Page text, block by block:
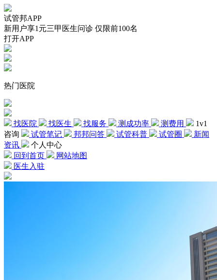
试管邦APP
新用户享1元三甲医生问诊 仅限前100名
打开APP
热门医院
找医院 找医生 找服务 测成功率 测费用
1v1
咨询
试管笔记 邦邦问答 试管科普 试管圈
新闻
资讯
个人中心
回到首页
网站地图
医生入驻